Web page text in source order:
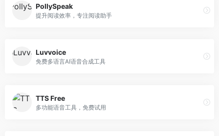
PollySpeak
提升阅读效率，专注阅读助手
Luvvoice
免费多语言AI语音合成工具
TTS Free
多功能语音工具，免费试用